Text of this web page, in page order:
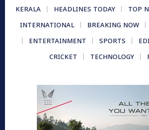
KERALA HEADLINES TODAY TOP
INTERNATIONAL
BREAKING NOW
ENTERTAINMENT
SPORTS
CRICKET
TECHNOLOGY